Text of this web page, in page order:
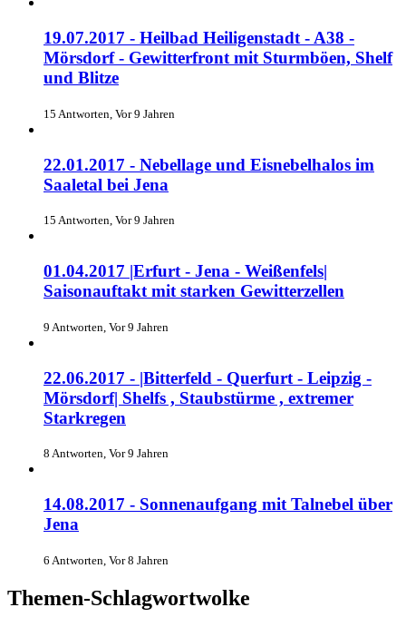
19.07.2017 - Heilbad Heiligenstadt - A38 -
Mörsdorf - Gewitterfront mit Sturmböen, Shelf
und Blitze
15 Antworten, Vor 9 Jahren
22.01.2017 - Nebellage und Eisnebelhalos im
Saaletal bei Jena
15 Antworten, Vor 9 Jahren
01.04.2017 |Erfurt - Jena - Weißenfels|
Saisonauftakt mit starken Gewitterzellen
9 Antworten, Vor 9 Jahren
22.06.2017 - |Bitterfeld - Querfurt - Leipzig -
Mörsdorf| Shelfs , Staubstürme , extremer
Starkregen
8 Antworten, Vor 9 Jahren
14.08.2017 - Sonnenaufgang mit Talnebel über
Jena
6 Antworten, Vor 8 Jahren
Themen-Schlagwortwolke